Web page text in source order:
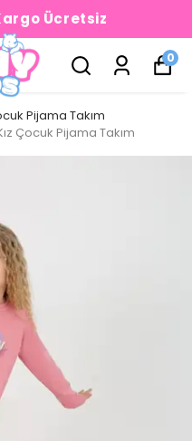
Ücretsiz
0
Pijama Takım
Çocuk Pijama Takım